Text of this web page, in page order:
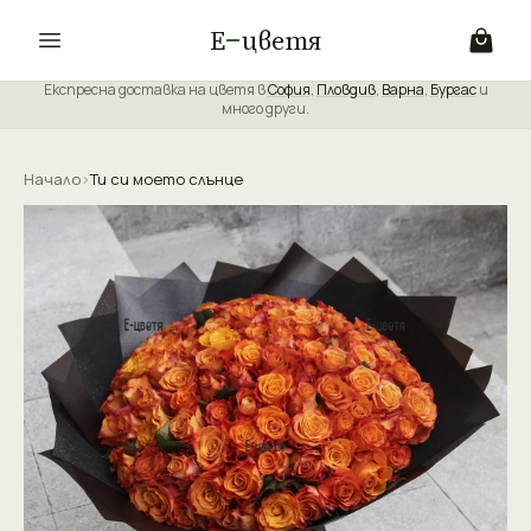
Е цветя
Експресна доставка на цветя вСофия, Пловдив, Варна, Бургаси
много други.
Начало›Ти си моето слънце